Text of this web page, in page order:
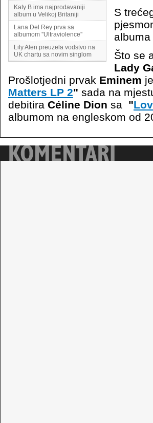
Katy B ima najprodavaniji
album u Velikoj Britaniji
Lana Del Rey prva sa
albumom ''Ultraviolence''
Lily Alen preuzela vodstvo na
UK chartu sa novim singlom
S
albuma
Što se
Lady
Prošlotjedni prvak Eminem
Matters LP 2" sada na
debitira Céline Dion sa "
albumom na engleskom od